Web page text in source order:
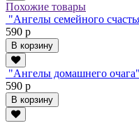
Похожие товары
"Ангелы семейного
590 р
В корзину
"Ангелы домашнего
590 р
В корзину